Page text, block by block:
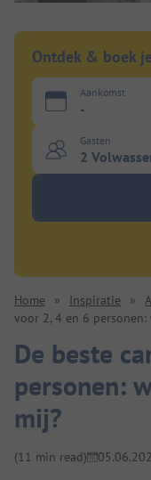
Ontdek & boek
Aankomst
-
Gasten
2
Home » Inspiratie »
voor 2, 4 en 6
De beste
personen:
mij?
(11 min read)